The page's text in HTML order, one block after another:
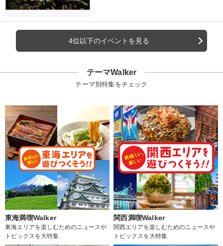
4位以下のイベントを見る
テーマWalker
テーマ別特集をチェック
東海満喫Walker
東海エリアを楽しむためのニュースや
トピックスを大特集
関西満喫Walker
関西エリアを楽しむためのニュースや
トピックスを大特集